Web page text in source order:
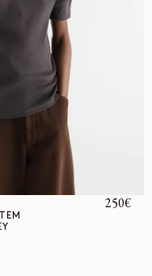
250€